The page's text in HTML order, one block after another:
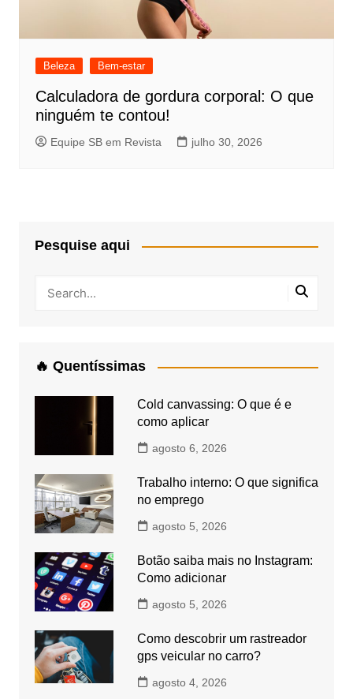
Beleza Bem-estar
Calculadora de gordura corporal: O que
ninguém te contou!
Equipe SB em Revista julho 30, 2026
Pesquise aqui
🔥 Quentíssimas
Cold canvassing: O que é e
como aplicar
agosto 6, 2026
Trabalho interno: O que significa
no emprego
agosto 5, 2026
Botão saiba mais no Instagram:
Como adicionar
agosto 5, 2026
Como descobrir um rastreador
gps veicular no carro?
agosto 4, 2026